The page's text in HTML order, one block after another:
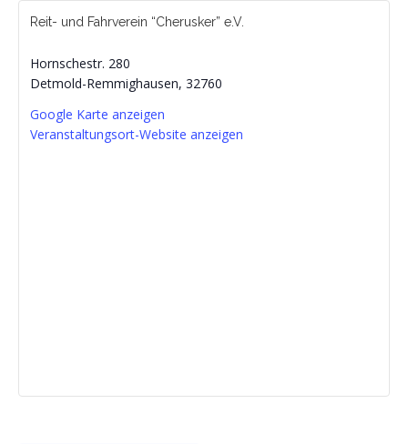
Reit- und Fahrverein “Cherusker” e.V.
Hornschestr. 280
Detmold-Remmighausen, 32760
Google Karte anzeigen
Veranstaltungsort-Website anzeigen